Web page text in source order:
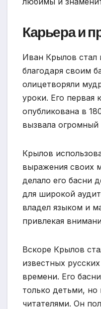
Карьера и
Иван Крылов стал
благодаря своим
олицетворяли
уроки. Его первая
опубликована в
вызвала огромный
Крылов
выражения своих
делало его басни
для широкой
владел языком и
привлекая
Вскоре Крылов
известных
времени. Его
только детьми,
читателями. Он